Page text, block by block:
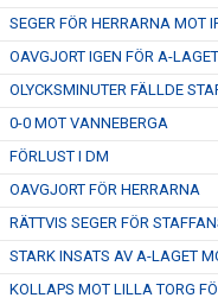
SEGER FÖR HERRARNA MOT
OAVGJORT IGEN FÖR A-LAGET
OLYCKSMINUTER FÄLLDE
0-0 MOT VANNEBERGA
FÖRLUST I DM
OAVGJORT FÖR HERRARNA
RÄTTVIS SEGER FÖR
STARK INSATS AV A-LAGET
KOLLAPS MOT LILLA TORG